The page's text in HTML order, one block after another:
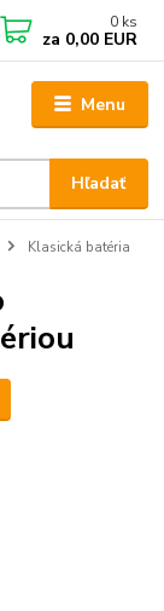
Menu
Hľadať
0 ks
za 0,00 EUR
Klasická batéria